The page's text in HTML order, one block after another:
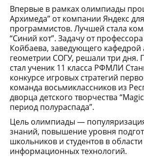
Впервые в рамках олимпиады
Архимеда” от компании Яндекс
программистов. Лучшей стала
“Синий кот”. Задачу от
Койбаева, заведующего кафедрой
геометрии СОГУ, решали три дня.
стал ученик 11 класса РФМЛИ
конкурсе игровых стратегий
команда восьмиклассников из
дворца детского творчества
период полураспада”.
Цель олимпиады —
знаний, повышение уровня
школьников и студентов в
информационных технологий.